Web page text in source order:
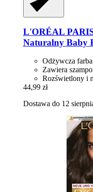
L'ORÉAL
Naturalny Baby
Odżywcza
Zawiera
Rozświetlony i
44,99 zł
Dostawa do 12